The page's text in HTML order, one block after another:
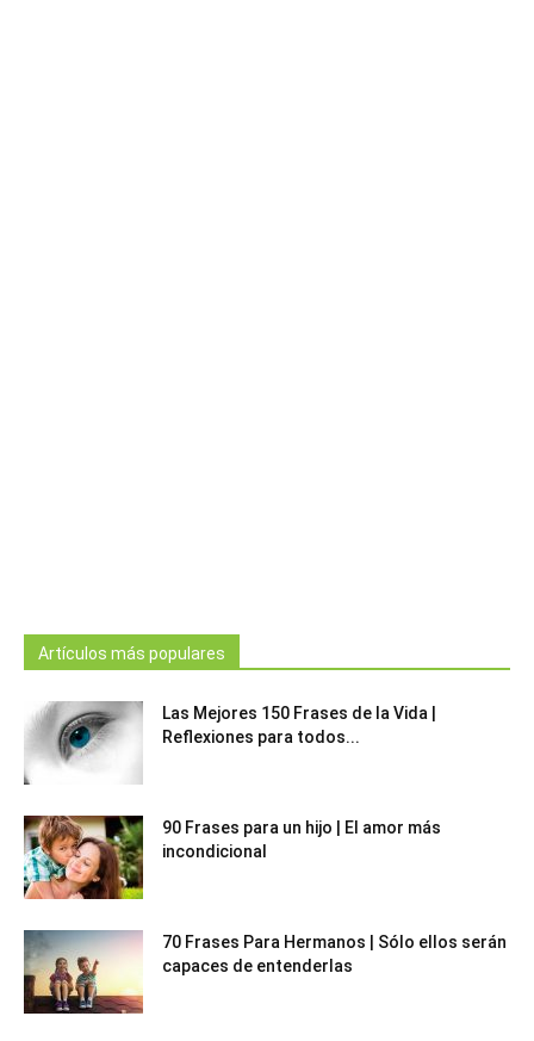
Artículos más populares
Las Mejores 150 Frases de la Vida |
Reflexiones para todos...
90 Frases para un hijo | El amor más
incondicional
70 Frases Para Hermanos | Sólo ellos serán
capaces de entenderlas